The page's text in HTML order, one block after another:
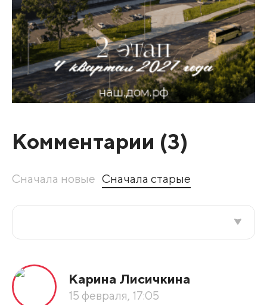
Комментарии (3)
Сначала новые Сначала старые
По рейтингу
Карина Лисичкина
15 февраля, 17:05